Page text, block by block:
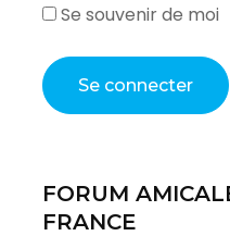
Se souvenir de moi
FORUM
FRANCE